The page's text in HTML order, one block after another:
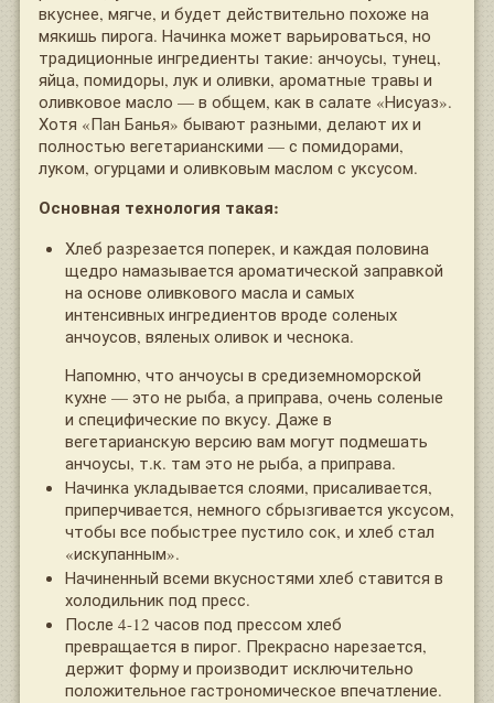
вкуснее, мягче, и будет действительно похоже на
мякишь пирога. Начинка может варьироваться, но
традиционные ингредиенты такие: анчоусы, тунец,
яйца, помидоры, лук и оливки, ароматные травы и
оливковое масло — в общем, как в салате «Нисуаз».
Хотя «Пан Банья» бывают разными, делают их и
полностью вегетарианскими — с помидорами,
луком, огурцами и оливковым маслом с уксусом.
Основная технология такая:
Хлеб разрезается поперек, и каждая половина
щедро намазывается ароматической заправкой
на основе оливкового масла и самых
интенсивных ингредиентов вроде соленых
анчоусов, вяленых оливок и чеснока.
Напомню, что анчоусы в средиземноморской
кухне — это не рыба, а приправа, очень соленые
и специфические по вкусу. Даже в
вегетарианскую версию вам могут подмешать
анчоусы, т.к. там это не рыба, а приправа.
Начинка укладывается слоями, присаливается,
приперчивается, немного сбрызгивается уксусом,
чтобы все побыстрее пустило сок, и хлеб стал
«искупанным».
Начиненный всеми вкусностями хлеб ставится в
холодильник под пресс.
После 4-12 часов под прессом хлеб
превращается в пирог. Прекрасно нарезается,
держит форму и производит исключительно
положительное гастрономическое впечатление.